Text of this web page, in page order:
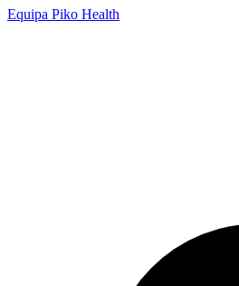
Equipa Piko Health